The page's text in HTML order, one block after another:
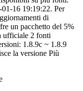
16 19:19:22. Per
di
un pacchetto del 5%
ufficiale 2 fonti
1.8.9c ~ 1.8.9
la versione Più